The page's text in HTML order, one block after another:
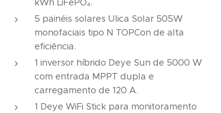
kWh LiFePO₄.
5 painéis solares Ulica Solar 505W
monofaciais tipo N TOPCon de alta
eficiência.
1 inversor híbrido Deye Sun de 5000 W
com entrada MPPT dupla e
carregamento de 120 A.
1 Deye WiFi Stick para monitoramento